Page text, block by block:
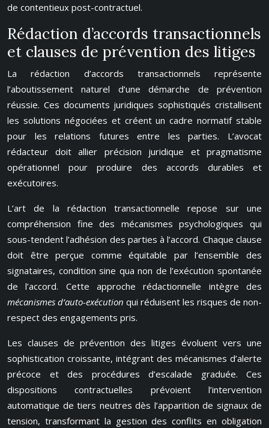
de contentieux post-contractuel.
Rédaction d’accords transactionnels
et clauses de prévention des litiges
La rédaction d’accords transactionnels représente
l’aboutissement naturel d’une démarche de prévention
réussie. Ces documents juridiques sophistiqués cristallisent
les solutions négociées et créent un cadre normatif stable
pour les relations futures entre les parties. L’avocat
rédacteur doit allier précision juridique et pragmatisme
opérationnel pour produire des accords durables et
exécutoires.
L’art de la rédaction transactionnelle repose sur une
compréhension fine des mécanismes psychologiques qui
sous-tendent l’adhésion des parties à l’accord. Chaque clause
doit être perçue comme équitable par l’ensemble des
signataires, condition sine qua non de l’exécution spontanée
de l’accord. Cette approche rédactionnelle intègre des
mécanismes d’auto-exécution qui réduisent les risques de non-
respect des engagements pris.
Les clauses de prévention des litiges évoluent vers une
sophistication croissante, intégrant des mécanismes d’alerte
précoce et des procédures d’escalade graduée. Ces
dispositions contractuelles prévoient l’intervention
automatique de tiers neutres dès l’apparition de signaux de
tension, transformant la gestion des conflits en obligation